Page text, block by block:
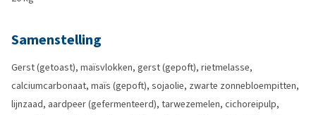
Samenstelling
Gerst (getoast), maïsvlokken, gerst (gepoft), rietmelasse,
calciumcarbonaat, maïs (gepoft), sojaolie, zwarte zonnebloempitten,
lijnzaad, aardpeer (gefermenteerd), tarwezemelen, cichoreipulp,